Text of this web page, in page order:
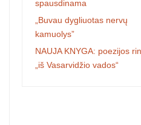
spausdinama
„Buvau dygliuotas nervų
kamuolys”
NAUJA KNYGA: poezijos
„iš Vasarvidžio vados“